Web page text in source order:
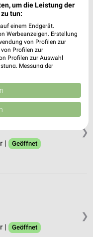
| Geöffnet
❯
|
Geöffnet
❯
|
Geöffnet
um die Leistung der
tun:
einem Endgerät.
Werbeanzeigen. Erstellung
von Profilen zur
Profilen zur
Profilen zur Auswahl
Messung der
Entwicklung und
Daten zur Auswahl
weitergegeben und in die
von